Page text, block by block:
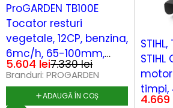
ProGARDEN TB100E
Tocator resturi
vegetale, 12CP, benzina,
6mc/h, 65-100mm,
pornire electrica
7.330lei
5.604 lei
Branduri: PROGARDEN
ADAUGĂ ÎN COȘ
STIHL
timpi,
4.669